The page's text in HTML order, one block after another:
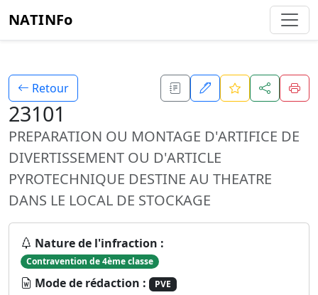
NATINFo
Retour
23101
PREPARATION OU MONTAGE D'ARTIFICE DE
DIVERTISSEMENT OU D'ARTICLE
PYROTECHNIQUE DESTINE AU THEATRE
DANS LE LOCAL DE STOCKAGE
Nature de l'infraction :
Contravention de 4ème classe
Mode de rédaction : PVE